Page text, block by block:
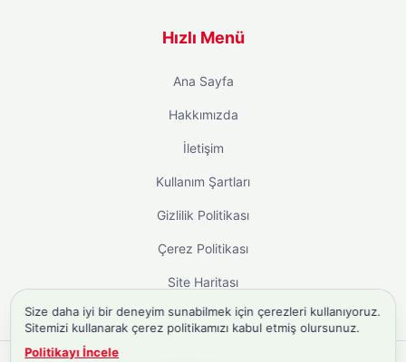
Hızlı Menü
Ana Sayfa
Hakkımızda
İletişim
Kullanım Şartları
Gizlilik Politikası
Çerez Politikası
Site Haritası
Size daha iyi bir deneyim sunabilmek için çerezleri kullanıyoruz.
Sitemizi kullanarak çerez politikamızı kabul etmiş olursunuz.
Politikayı İncele